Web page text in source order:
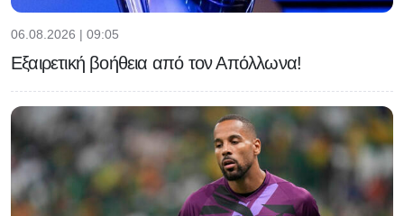
06.08.2026 | 09:05
Εξαιρετική βοήθεια από τον Απόλλωνα!